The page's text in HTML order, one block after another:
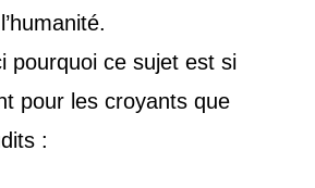
pourquoi ce sujet est si
pour les croyants que
: